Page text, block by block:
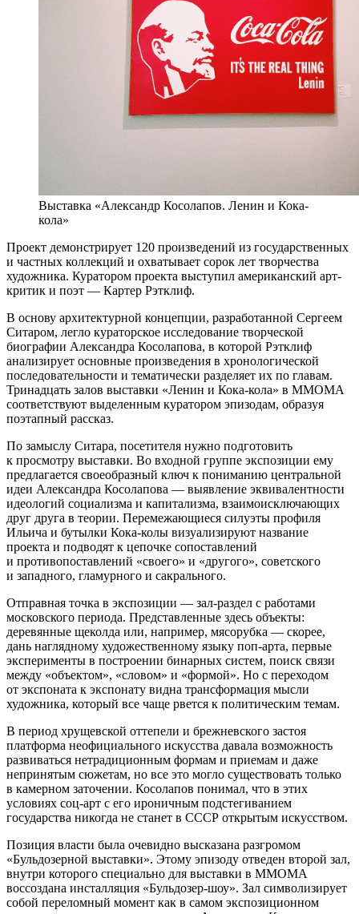
Выставка «Александр Косолапов. Ленин и Кока-
кола»
Проект демонстрирует 120 произведений из государственных
и частных коллекций и охватывает сорок лет творчества
художника. Куратором проекта выступил американский арт-
критик и поэт — Картер Рэтклиф.
В основу архитектурной концепции, разработанной Сергеем
Ситаром, легло кураторское исследование творческой
биографии Александра Косолапова, в которой Рэтклиф
анализирует основные произведения в хронологической
последовательности и тематически разделяет их по главам.
Тринадцать залов выставки «Ленин и Кока-кола» в ММОМА
соответствуют выделенным куратором эпизодам, образуя
поэтапный рассказ.
По замыслу Ситара, посетителя нужно подготовить
к просмотру выставки. Во входной группе экспозиции ему
предлагается своеобразный ключ к пониманию центральной
идеи Александра Косолапова — выявление эквивалентности
идеологий социализма и капитализма, взаимоисключающих
друг друга в теории. Перемежающиеся силуэты профиля
Ильича и бутылки Кока-колы визуализируют название
проекта и подводят к цепочке сопоставлений
и противопоставлений «своего» и «другого», советского
и западного, гламурного и сакрального.
Отправная точка в экспозиции — зал-раздел с работами
московского периода. Представленные здесь объекты:
деревянные щеколда или, например, мясорубка — скорее,
дань наглядному художественному языку поп-арта, первые
эксперименты в построении бинарных систем, поиск связи
между «объектом», «словом» и «формой». Но с переходом
от экспоната к экспонату видна трансформация мысли
художника, который все чаще рвется к политическим темам.
В период хрущевской оттепели и брежневского застоя
платформа неофициального искусства давала возможность
развиваться нетрадиционным формам и приемам и даже
непринятым сюжетам, но все это могло существовать только
в камерном заточении. Косолапов понимал, что в этих
условиях соц-арт с его ироничным подстегиванием
государства никогда не станет в СССР открытым искусством.
Позиция власти была очевидно высказана разгромом
«Бульдозерной выставки». Этому эпизоду отведен второй зал,
внутри которого специально для выставки в ММОМА
воссоздана инсталляция «Бульдозер-шоу». Зал символизирует
собой переломный момент как в самом экспозиционном